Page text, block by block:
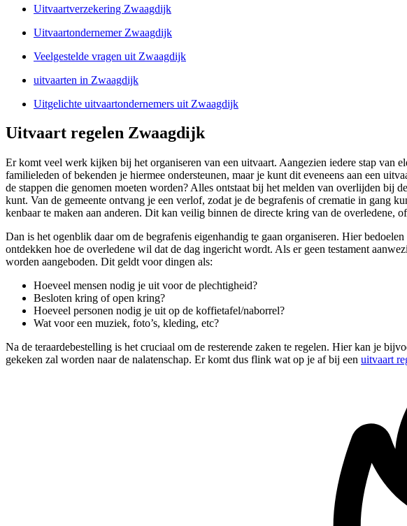
Uitvaartverzekering Zwaagdijk
Uitvaartondernemer Zwaagdijk
Veelgestelde vragen uit Zwaagdijk
uitvaarten in Zwaagdijk
Uitgelichte uitvaartondernemers uit Zwaagdijk
Uitvaart regelen Zwaagdijk
Er komt veel werk kijken bij het organiseren van een uitvaart. Aangezien iedere stap van
familieleden of bekenden je hiermee ondersteunen, maar je kunt dit eveneens aan een
de stappen die genomen moeten worden? Alles ontstaat bij het melden van overlijden bij
kunt. Van de gemeente ontvang je een verlof, zodat je de begrafenis of crematie in gang
kenbaar te maken aan anderen. Dit kan veilig binnen de directe kring van de overledene,
Dan is het ogenblik daar om de begrafenis eigenhandig te gaan organiseren. Hier
ontdekken hoe de overledene wil dat de dag ingericht wordt. Als er geen testament
worden aangeboden. Dit geldt voor dingen als:
Hoeveel mensen nodig je uit voor de plechtigheid?
Besloten kring of open kring?
Hoeveel personen nodig je uit op de koffietafel/naborrel?
Wat voor een muziek, foto’s, kleding, etc?
Na de teraardebestelling is het cruciaal om de resterende zaken te regelen. Hier kan je
gekeken zal worden naar de nalatenschap. Er komt dus flink wat op je af bij een uitvaart